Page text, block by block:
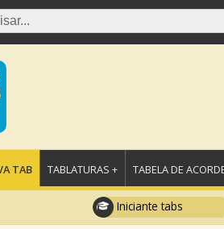
TAB TABLATURAS + TABELA DE
Iniciante tabs